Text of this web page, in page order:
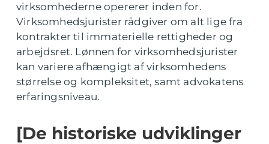
virksomhederne opererer inden for.
Virksomhedsjurister rådgiver om alt lige fra
kontrakter til immaterielle rettigheder og
arbejdsret. Lønnen for virksomhedsjurister
kan variere afhængigt af virksomhedens
størrelse og kompleksitet, samt advokatens
erfaringsniveau.
[De historiske udviklinger